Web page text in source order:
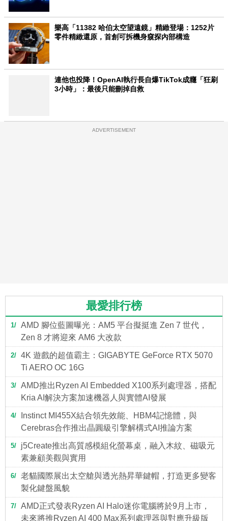
樂高「11382 哈伯太空望遠鏡」精緻登場：1252片
零件精緻還原，首創可拆機身窺探內部構造
連他也投降！OpenAI執行長自爆TikTok成癮「狂刷
3小時」：最後只能刪掉自救
ADVERTISEMENT
最愛排行榜
1
AMD 腳位藍圖曝光：AM5 平台擬挺進 Zen 7 世代，
Zen 8 才將迎來 AM6 大改款
2
4K 遊戲的超值霸主：GIGABYTE GeForce RTX 5070
Ti AERO OC 16G
3
AMD推出Ryzen AI Embedded X100系列處理器，搭配
Kria AI解決方案加速機器人與實體AI發展
4
Instinct MI455X結合領先效能、HBM4記憶體，與
Cerebras合作推出晶圓級引擎解構式AI推論方案
5
j5Create推出高質感模組化螢幕桌，融入木紋、磁吸元
素兼顧美觀與實用
6
老貓國際展出太空艙與透光熱昇華鍵帽，打造更多變客
製化鍵盤風貌
7
AMD正式發表Ryzen AI Halo迷你電腦將於9月上市，
未來將推Ryzen AI 400 Max系列處理器與對應升級版